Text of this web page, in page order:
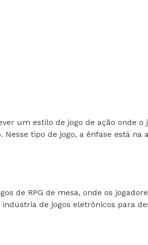
um estilo de jogo de ação onde
tipo de jogo, a ênfase está
de RPG de mesa, onde os
de jogos eletrônicos para